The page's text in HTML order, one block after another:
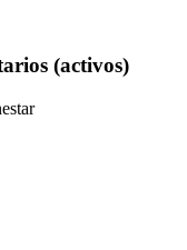
(activos)